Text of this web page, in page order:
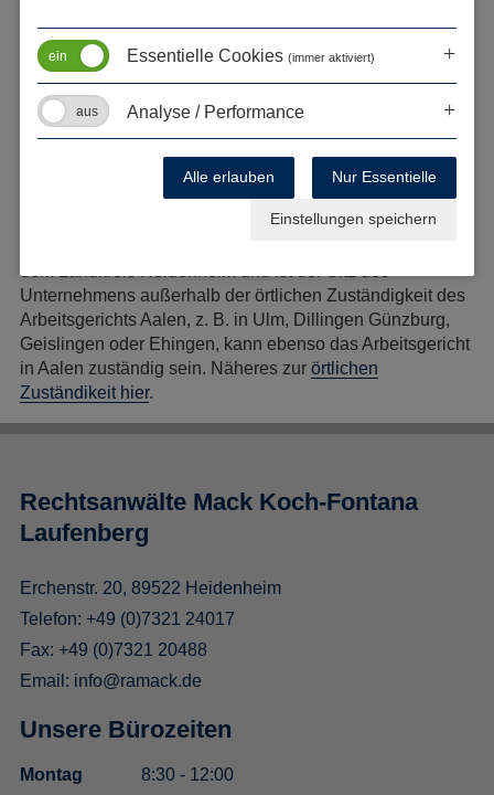
örtlich zuständige Arbeitsgerichtfür
Kündigungsschutzklagen
Für den Landkreis Heidenheim mit Herbrechtingen,
Giengen, Gerstetten, Dettingen, Steinheim, Königsbronn,
Arbeitsgericht Aalen örtlich zuständig.
Arbeiten Sie ausschließlich in einer Filiale oder einem
dem Landkreis Heidenheim und ist der Sitz des
Unternehmens außerhalb der örtlichen Zuständigkeit des
Arbeitsgerichts Aalen, z. B. in Ulm, Dillingen Günzburg,
Geislingen oder Ehingen, kann ebenso das Arbeitsgericht
in Aalen zuständig sein. Näheres zur örtlichen
Zuständikeit hier.
Rechtsanwälte Mack Koch-Fontana
Laufenberg
Erchenstr. 20, 89522 Heidenheim
Telefon: +49 (0)7321 24017
Fax: +49 (0)7321 20488
Email: info@ramack.de
Unsere Bürozeiten
Montag 8:30 - 12:00
Alle erlauben Nur Essentielle
Einstellungen speichern
Essentielle Cookies (immer aktiviert)
Analyse / Performance